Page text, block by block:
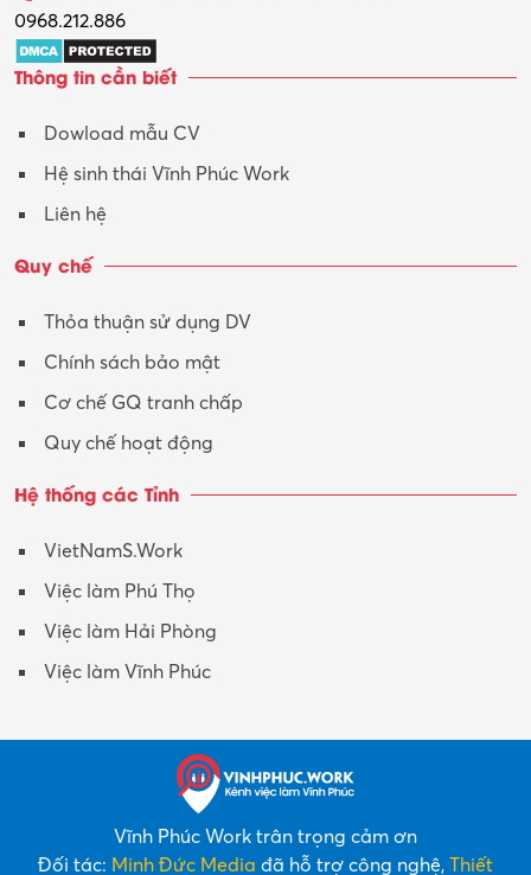
0968.212.886
Thông tin cần biết
Dowload mẫu CV
Hệ sinh thái Vĩnh Phúc Work
Liên hệ
Quy chế
Thỏa thuận sử dụng DV
Chính sách bảo mật
Cơ chế GQ tranh chấp
Quy chế hoạt động
Hệ thống các Tỉnh
VietNamS.Work
Việc làm Phú Thọ
Việc làm Hải Phòng
Việc làm Vĩnh Phúc
Vĩnh Phúc Work trân trọng cảm ơn
Đối tác: Minh Đức Media đã hỗ trợ công nghệ, Thiết